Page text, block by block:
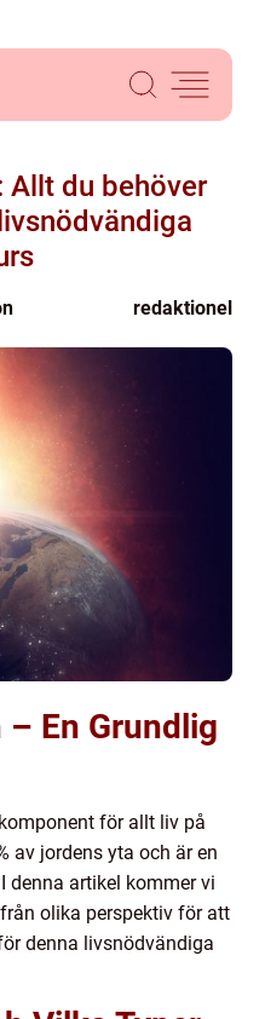
Allt du behöver
redaktionel
En Grundlig
för allt liv på
av jordens yta och är en
denna artikel kommer vi
olika perspektiv för att
denna livsnödvändiga